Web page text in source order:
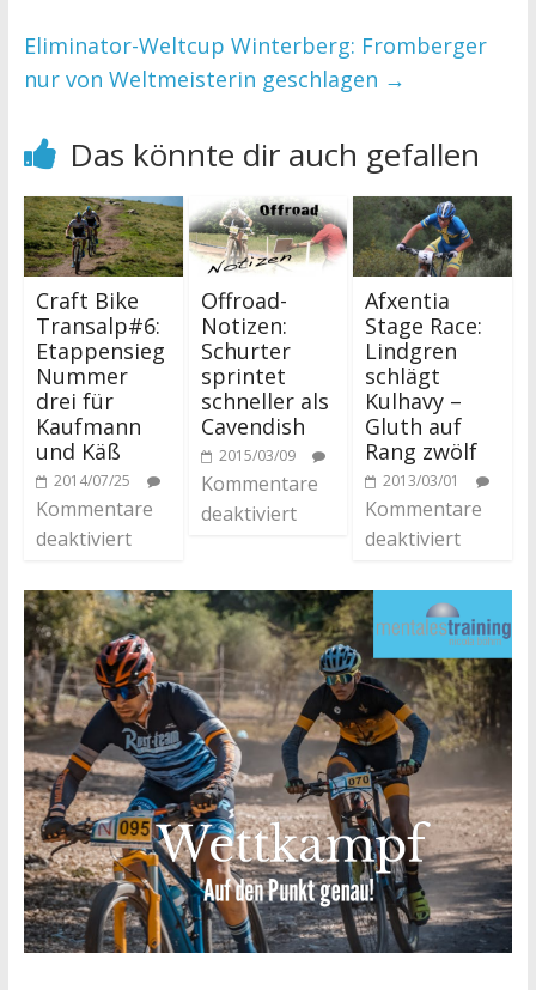
Eliminator-Weltcup Winterberg: Fromberger
nur von Weltmeisterin geschlagen →
Das könnte dir auch gefallen
Craft Bike
Transalp#6:
Etappensieg
Nummer
drei für
Kaufmann
und Käß
2014/07/25
Kommentare
deaktiviert
Offroad-
Notizen:
Schurter
sprintet
schneller als
Cavendish
2015/03/09
Kommentare
deaktiviert
Afxentia
Stage Race:
Lindgren
schlägt
Kulhavy –
Gluth auf
Rang zwölf
2013/03/01
Kommentare
deaktiviert